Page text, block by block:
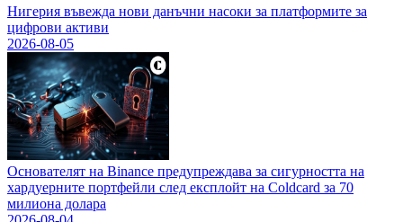
Нигерия въвежда нови данъчни насоки за платформите за
цифрови активи
2026-08-05
Основателят на Binance предупреждава за сигурността на
хардуерните портфейли след експлойт на Coldcard за 70
милиона долара